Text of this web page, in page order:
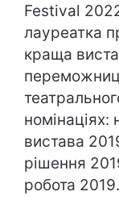
Festival
лауреатка
краща
вистава
рішення
робота 2019.